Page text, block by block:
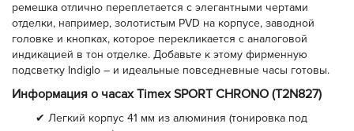
ремешка отлично переплетается с элегантными чертами
отделки, например, золотистым PVD на корпусе, заводной
головке и кнопках, которое перекликается с аналоговой
индикацией в тон отделке. Добавьте к этому фирменную
подсветку Indiglo – и идеальные повседневные часы готовы.
Информация о часах Timex SPORT CHRONO (T2N827)
✔ Легкий корпус 41 мм из алюминия (тонировка под